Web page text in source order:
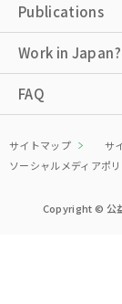
Publications
Work in Japan?
FAQ
サイトマップ サ
ソーシャルメディアポ
Copyright © 公